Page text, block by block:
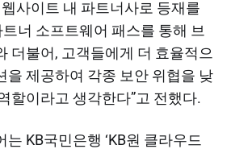
사이트 내 파트너사로 등재를
트너 소프트웨어 패스를 통해 브
더불어, 고객들에게 더 효율적으
을 제공하여 각종 보안 위협을 낮
할이라고 생각한다”고 전했다.
KB국민은행 ‘KB원 클라우드